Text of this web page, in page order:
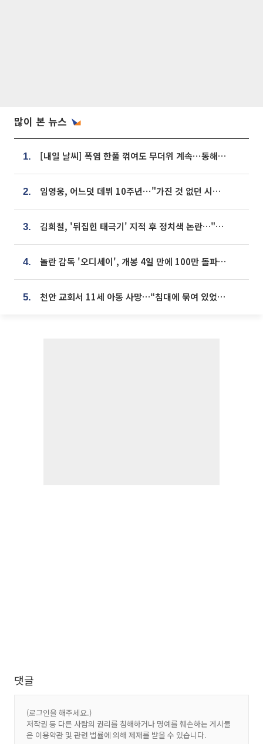
많이 본 뉴스
1. [내일 날씨] 폭염 한풀 꺾여도 무더위 계속⋯동해안 이틀 연속 비
2. 임영웅, 어느덧 데뷔 10주년⋯"가진 것 없던 시절, 내 앞엔 20명의 팬뿐"
3. 김희철, '뒤집힌 태극기' 지적 후 정치색 논란…"좌우 떠나 우리나라 국기"
4. 놀란 감독 '오디세이', 개봉 4일 만에 100만 돌파⋯'왕사남' 보다 빠르다
5. 천안 교회서 11세 아동 사망…“침대에 묶여 있었다” 진술 확보
댓글